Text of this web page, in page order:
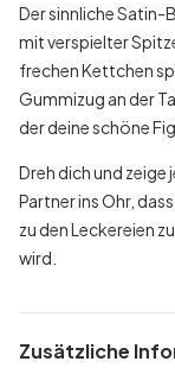
Der sinnliche
mit verspielter
frechen Kettchen
Gummizug an der
der deine schöne
Dreh dich und zeige
Partner ins Ohr,
zu den Leckereien
wird.
Zusätzliche